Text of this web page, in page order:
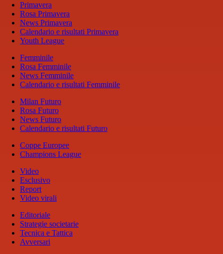
Primavera
Rosa Primavera
News Primavera
Calendario e risultati Primavera
Youth League
Femminile
Rosa Femminile
News Femminile
Calendario e risultati Femminile
Milan Futuro
Rosa Futuro
News Futuro
Calendario e risultati Futuro
Coppe Europee
Champions League
Video
Esclusivo
Report
Video virali
Editoriale
Strategie societarie
Tecnica e Tattica
Avversari